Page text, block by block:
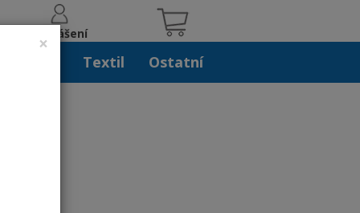
×
Přihlášení
Textil Ostatní